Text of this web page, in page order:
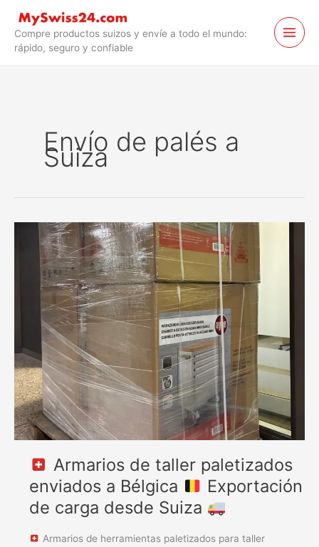
contenido
Compre productos suizos y envíe a todo el mundo:
rápido, seguro y confiable
Envío de palés a
Suiza
Armarios de taller paletizados
enviados a Bélgica
Exportación
de carga desde Suiza
Armarios de herramientas paletizados para taller
Armarios
taller
paletizados
enviados
Bélgica
Exportación
de
carga
desde
Suiza